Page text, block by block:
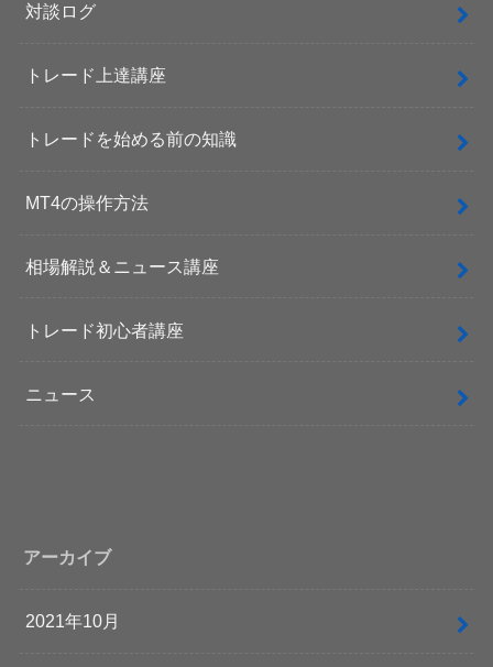
対談ログ
トレード上達講座
トレードを始める前の知識
MT4の操作方法
相場解説＆ニュース講座
トレード初心者講座
ニュース
アーカイブ
2021年10月